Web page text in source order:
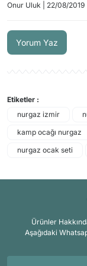
Onur Uluk | 22/08/2019
Yorum Yaz
Etiketler :
nurgaz izmir
kamp ocağı nurgaz
nurgaz ocak seti
Ürünler
Aşağıdaki